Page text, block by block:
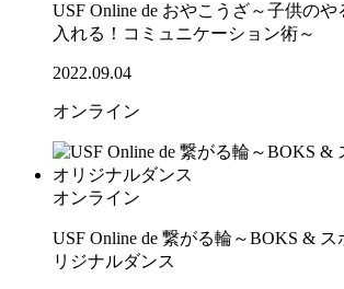
USF Online de おやこうざ～子供の
入れる！コミュニケーション術～
2022.09.04
オンライン
オンライン
USF Online de 繋がる輪～BOKS &
リジナルダンス